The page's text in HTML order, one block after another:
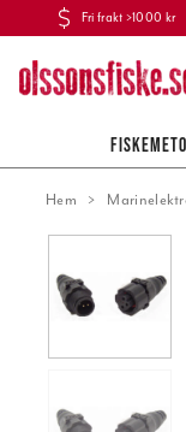
Fri frakt >1000 kr
Hem